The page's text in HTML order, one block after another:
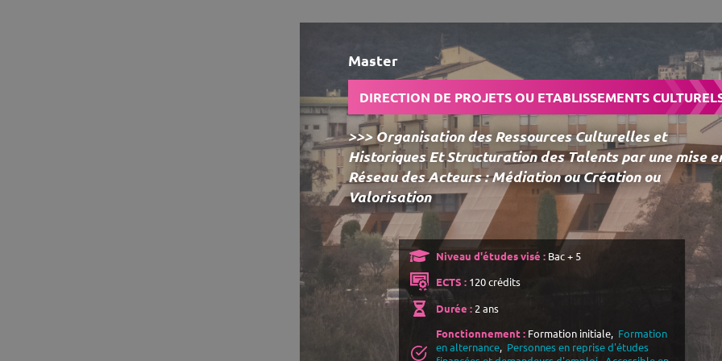
Master
DIRECTION DE PROJETS OU ETABLISSEMENTS
>>> Organisation des Ressources Culturelles et
Historiques Et Structuration des Talents par une mise
Réseau des Acteurs : Médiation ou Création ou
Valorisation
Niveau d'études visé :Bac + 5
ECTS :120 crédits
Durée :2 ans
Fonctionnement :Formation initiale, Formation
en alternance, Personnes en reprise d'études